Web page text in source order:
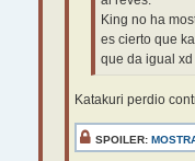
King no ha
es cierto que
que da igual xd
Katakuri perdio
SPOILER: